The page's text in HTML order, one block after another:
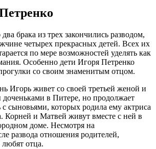
брака из трех закончились разводом,
четырех прекрасных детей. Всех их
по мере возможностей уделять как
Особенно дети Игоря Петренко
со своим знаменитым отцом.
Игорь живет со своей третьей женой и
в Питере, но продолжает
с сыновьями, которых родила ему актриса
Корней и Матвей живут вместе с ней в
доме. Несмотря на
развода отношения родителей,
отца.